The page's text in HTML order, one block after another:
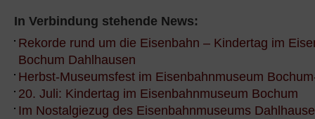
In Verbindung stehende News:
Rekorde rund um die Eisenbahn – Kindertag im
Bochum Dahlhausen
Herbst-Museumsfest im Eisenbahnmuseum
20. Juli: Kindertag im Eisenbahnmuseum Bochum
Im Nostalgiezug des Eisenbahnmuseums